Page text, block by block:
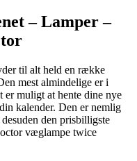
– Lamper –
til alt held en række
mest almindelige er i
er muligt at hente dine nye
kalender. Den er nemlig
den prisbilligste
væglampe twice